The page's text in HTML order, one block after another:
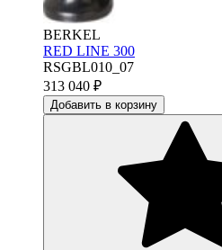
BERKEL
RED LINE 300
RSGBL010_07
313 040 ₽
Добавить в корзину